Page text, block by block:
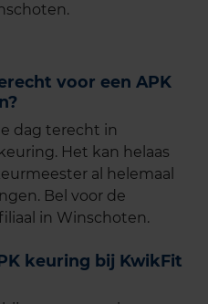
voor een APK
dag terecht in
Het kan helaas
al helemaal
Bel voor de
in Winschoten.
keuring bij KwikFit